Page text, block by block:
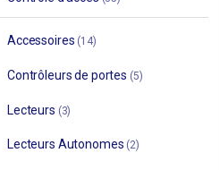
Accessoires (14)
Contrôleurs de portes (5)
Lecteurs (3)
Lecteurs Autonomes (2)